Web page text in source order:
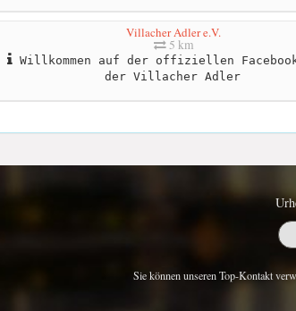
Villacher Adler e.V.
5 km
Willkommen auf der offiziellen
der Villacher Adler
Sie können unseren Top-Kontakt